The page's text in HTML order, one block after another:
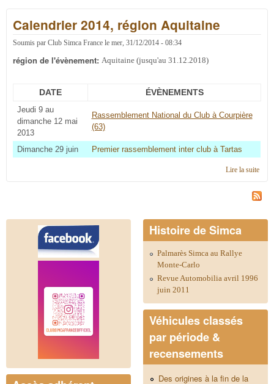
Calendrier 2014, région Aquitaine
Soumis par Club Simca France le mer, 31/12/2014 - 08:34
région de l'évènement: Aquitaine (jusqu'au 31.12.2018)
DATE ÉVÈNEMENTS
Jeudi 9 au
dimanche 12 mai
2013
Rassemblement National du Club à Courpière
(63)
Dimanche 29 juin Premier rassemblement inter club à Tartas
Lire la suitede
Histoire de Simca
Palmarès Simca au Rallye
Monte-Carlo
Revue Automobilia avril 1996
juin 2011
Véhicules classés
par période &
recensements
Des origines à la fin de la